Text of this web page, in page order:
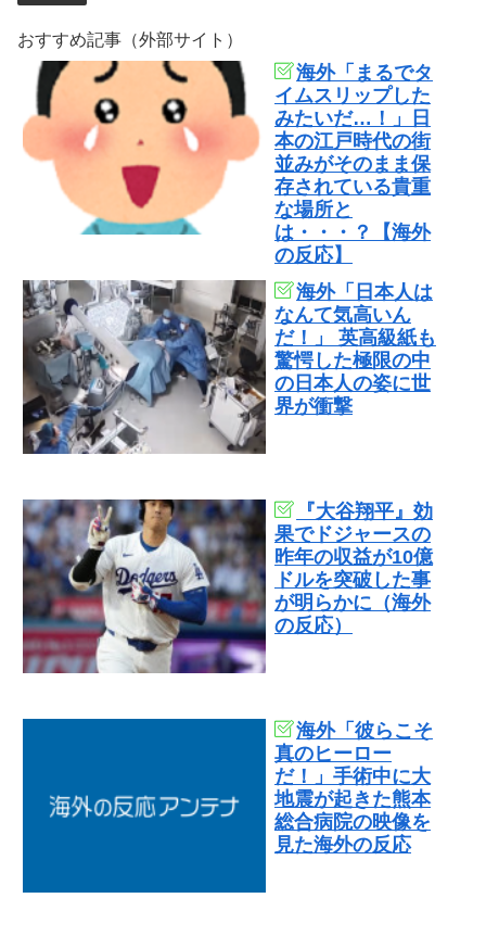
おすすめ記事（外部サイト）
海外「まるでタ
イムスリップした
みたいだ…！」日
本の江戸時代の街
並みがそのまま保
存されている貴重
な場所と
は・・・？【海外
の反応】
海外「日本人は
なんて気高いん
だ！」 英高級紙も
驚愕した極限の中
の日本人の姿に世
界が衝撃
『大谷翔平』効
果でドジャースの
昨年の収益が10億
ドルを突破した事
が明らかに（海外
の反応）
海外「彼らこそ
真のヒーロー
だ！」手術中に大
地震が起きた熊本
総合病院の映像を
見た海外の反応